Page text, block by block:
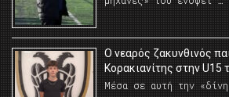
O νεαρός ζακυνθινός
Κορακιανίτης στην U15
Μέσα σε αυτή την